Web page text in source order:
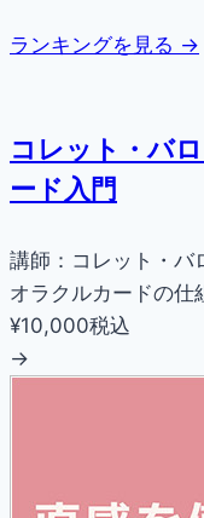
ランキングを見る →
コレット・バ
ード入門
講師：コレット・バ
オラクルカードの
¥10,000税込
→